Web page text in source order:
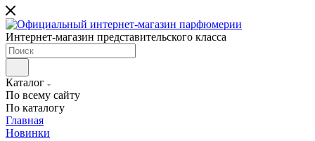
Интернет-магазин представительского класса
Каталог
По всему сайту
По каталогу
Главная
Новинки